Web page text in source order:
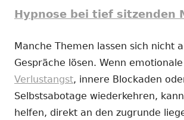
Hypnose bei tief sitzenden
Manche Themen lassen sich nicht
Gespräche lösen. Wenn
Verlustangst, innere Blockaden
Selbstsabotage wiederkehren,
helfen, direkt an den zugrunde